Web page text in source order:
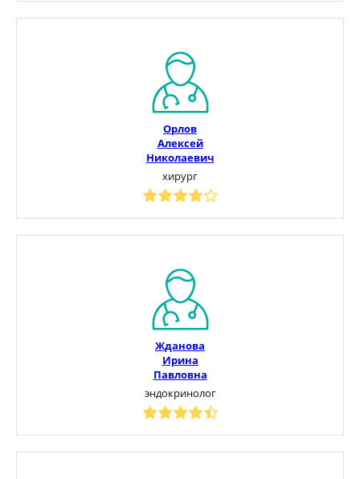
Орлов
Алексей
Николаевич
хирург
Жданова
Ирина
Павловна
эндокринолог